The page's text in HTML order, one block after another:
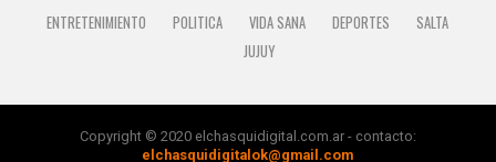
ENTRETENIMIENTO POLITICA VIDA SANA DEPORTES
SALTA
JUJUY
Copyright © 2020 elchasquidigital.com.ar - contacto:
elchasquidigitalok@gmail.com